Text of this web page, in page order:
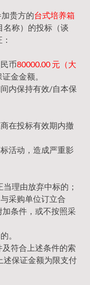
加贵方的台式培养箱
名称）的投标（谈
币80000.00 元（大
金金额。
内保持有效/自本保
在投标有效期内撤
活动，造成严重影
理由放弃中标的；
采购单位订立合
条件，或不按照采
。
符合上述条件的索
述保证金额为限支付